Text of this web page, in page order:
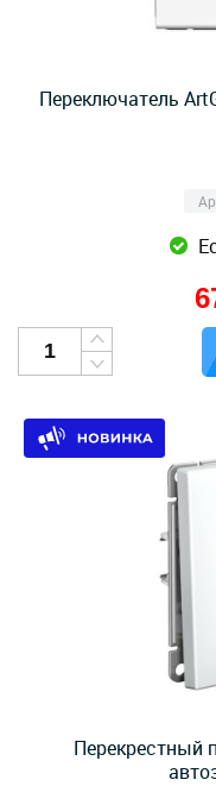
Переключатель
Перекрестный